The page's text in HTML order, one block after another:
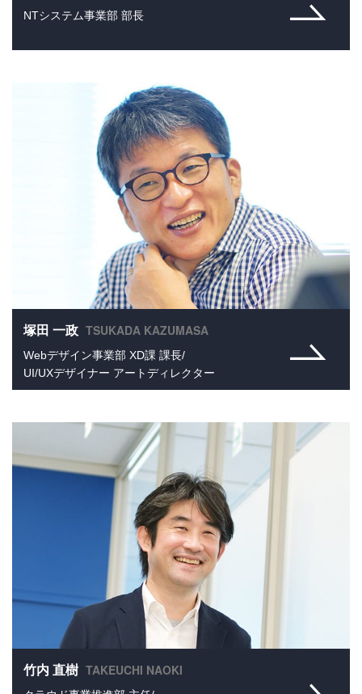
NTシステム事業部 部長
塚田 一政 TSUKADA KAZUMASA
Webデザイン事業部 XD課 課長/
UI/UXデザイナー アートディレクター
竹内 直樹 TAKEUCHI NAOKI